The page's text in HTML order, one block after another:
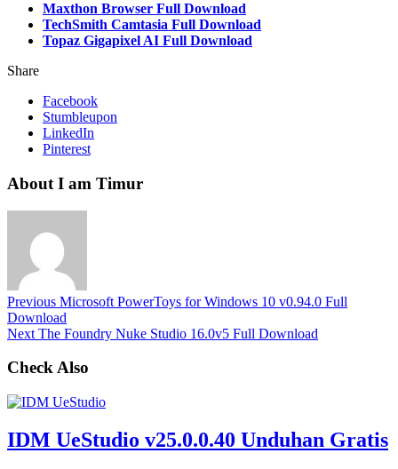
Maxthon Browser Full Download
TechSmith Camtasia Full Download
Topaz Gigapixel AI Full Download
Share
Facebook
Stumbleupon
LinkedIn
Pinterest
About I am Timur
Previous Microsoft PowerToys for Windows 10 v0.94.0 Full
Download
Next The Foundry Nuke Studio 16.0v5 Full Download
Check Also
IDM UeStudio v25.0.0.40 Unduhan Gratis